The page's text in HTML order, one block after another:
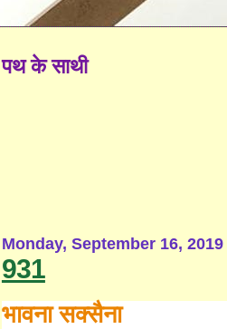
पथ के साथी
Monday, September 16, 2019
931
भावना सक्सैना